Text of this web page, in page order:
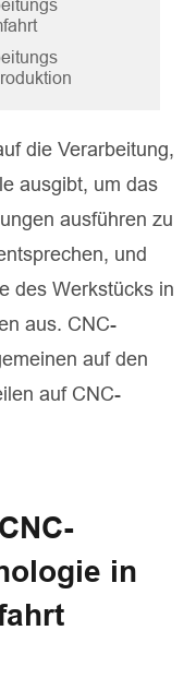
die Verarbeitung,
ausgibt, um das
ausführen zu
und
des Werkstücks in
aus. CNC-
auf den
auf CNC-
in